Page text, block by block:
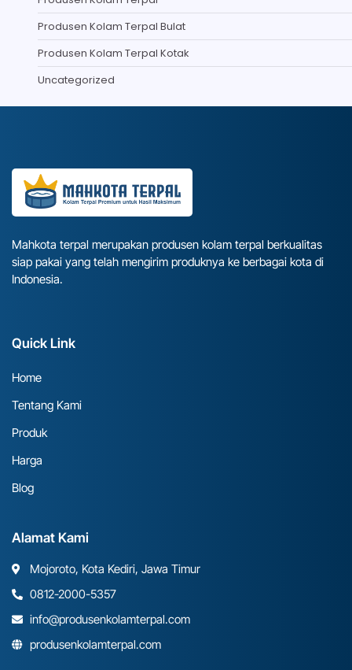
Produsen Kolam Terpal Bulat
Produsen Kolam Terpal Kotak
Uncategorized
Mahkota terpal merupakan produsen kolam terpal berkualitas
siap pakai yang telah mengirim produknya ke berbagai kota di
Indonesia.
Quick Link
Home
Tentang Kami
Produk
Harga
Blog
Alamat Kami
Mojoroto, Kota Kediri, Jawa Timur
0812-2000-5357
info@produsenkolamterpal.com
produsenkolamterpal.com